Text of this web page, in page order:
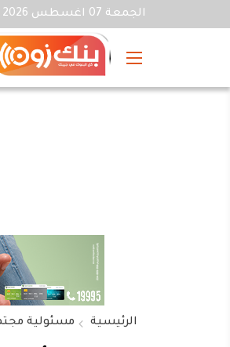
الجمعة 07 اغسطس 2026 | 05:54 مساءً
الرئيسية مسئولية